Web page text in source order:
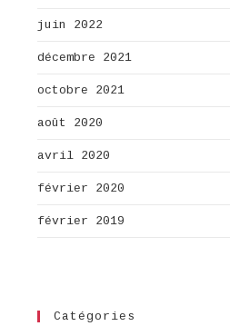
juin 2022
décembre 2021
octobre 2021
août 2020
avril 2020
février 2020
février 2019
Catégories